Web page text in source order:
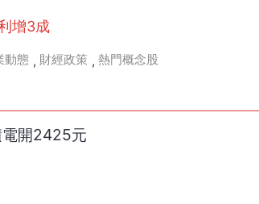
增3成
動態 , 財經政策 , 熱門概念股
開2425元